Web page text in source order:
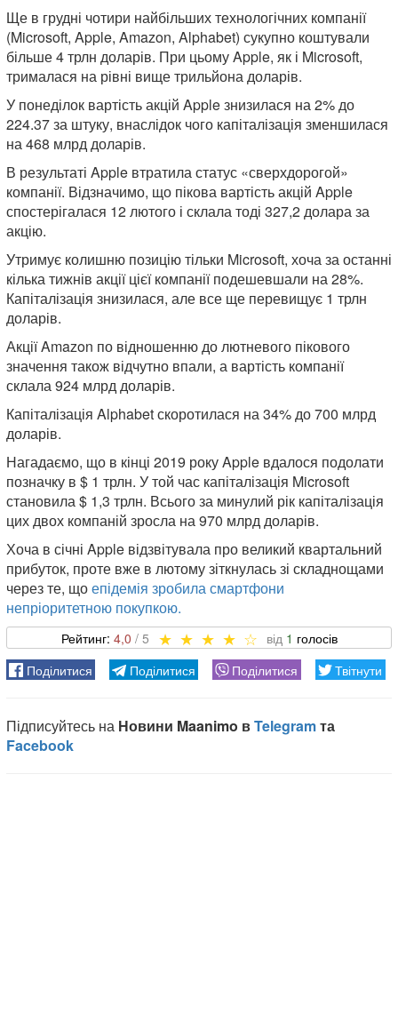
Ще в грудні чотири найбільших технологічних компанії
(Microsoft, Apple, Amazon, Alphabet) сукупно коштували
більше 4 трлн доларів. При цьому Apple, як і Microsoft,
трималася на рівні вище трильйона доларів.
У понеділок вартість акцій Apple знизилася на 2% до
224.37 за штуку, внаслідок чого капіталізація зменшилася
на 468 млрд доларів.
В результаті Apple втратила статус «сверхдорогой»
компанії. Відзначимо, що пікова вартість акцій Apple
спостерігалася 12 лютого і склала тоді 327,2 долара за
акцію.
Утримує колишню позицію тільки Microsoft, хоча за останні
кілька тижнів акції цієї компанії подешевшали на 28%.
Капіталізація знизилася, але все ще перевищує 1 трлн
доларів.
Акції Amazon по відношенню до лютневого пікового
значення також відчутно впали, а вартість компанії
склала 924 млрд доларів.
Капіталізація Alphabet скоротилася на 34% до 700 млрд
доларів.
Нагадаємо, що в кінці 2019 року Apple вдалося подолати
позначку в $ 1 трлн. У той час капіталізація Microsoft
становила $ 1,3 трлн. Всього за минулий рік капіталізація
цих двох компаній зросла на 970 млрд доларів.
Хоча в січні Apple відзвітувала про великий квартальний
прибуток, проте вже в лютому зіткнулась зі складнощами
через те, щоепідемія зробила смартфони
непріоритетною покупкою.
4,0 1